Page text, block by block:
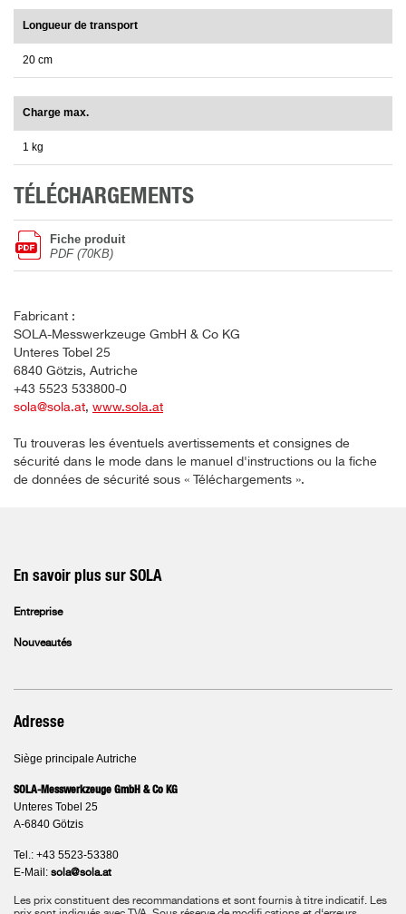
Longueur de transport
20 cm
Charge max.
1 kg
TÉLÉCHARGEMENTS
Fiche produit
PDF (70KB)
Fabricant :
SOLA-Messwerkzeuge GmbH & Co KG
Unteres Tobel 25
6840 Götzis, Autriche
+43 5523 533800-0
sola@sola.at, www.sola.at
Tu trouveras les éventuels avertissements et consignes de
sécurité dans le mode dans le manuel d'instructions ou la fiche
de données de sécurité sous « Téléchargements ».
En savoir plus sur SOLA
Entreprise
Nouveautés
Adresse
Siège principale Autriche
SOLA-Messwerkzeuge GmbH & Co KG
Unteres Tobel 25
A-6840 Götzis
Tel.: +43 5523-53380
E-Mail: sola@sola.at
Les prix constituent des recommandations et sont fournis à titre indicatif. Les